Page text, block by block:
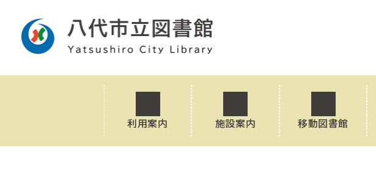
利用案内 施設案内 移動図書館